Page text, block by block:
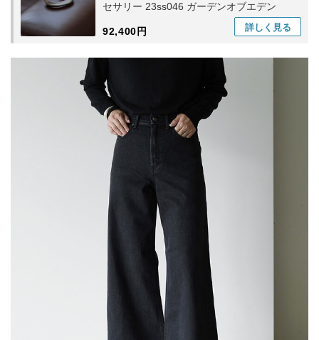
セサリー 23ss046 ガーデンオブエデン
92,400円 詳しく 見る